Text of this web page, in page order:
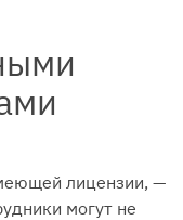
лицензии, —
могут не